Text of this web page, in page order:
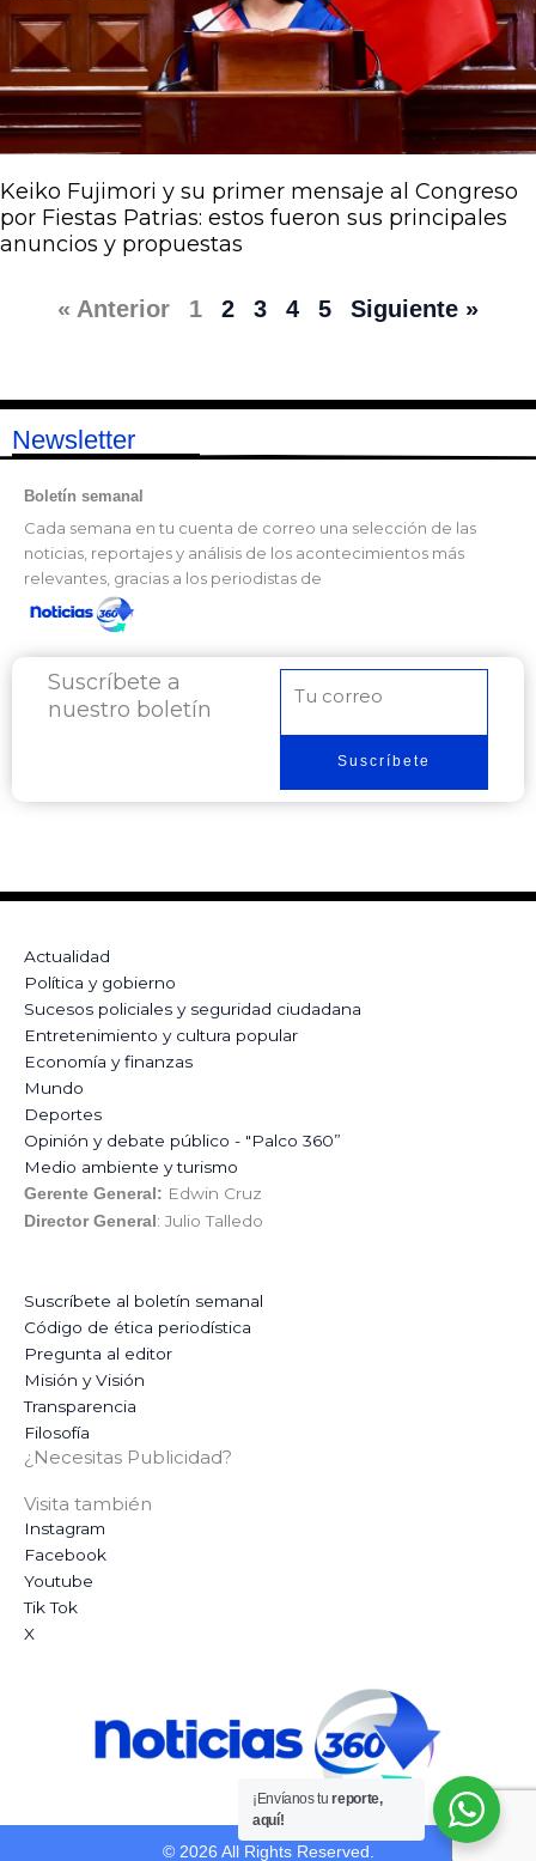
Keiko Fujimori y su primer mensaje al Congreso
por Fiestas Patrias: estos fueron sus principales
anuncios y propuestas
« Anterior 1 2 3 4 5 Siguiente »
Newsletter
Boletín semanal
Cada semana en tu cuenta de correo una selección de las
noticias, reportajes y análisis de los acontecimientos más
relevantes, gracias a los periodistas de
Suscríbete a
nuestro boletín
electrónico
Suscríbete
Actualidad
Política y gobierno
Sucesos policiales y seguridad ciudadana
Entretenimiento y cultura popular
Economía y finanzas
Mundo
Deportes
Opinión y debate público - "Palco 360”
Medio ambiente y turismo
Gerente General: Edwin Cruz
Director General : Julio Talledo
Suscríbete al boletín semanal
Código de ética periodística
Pregunta al editor
Misión y Visión
Transparencia
Filosofía
¿Necesitas Publicidad?
Visita también
Instagram
Facebook
Youtube
Tik Tok
X
© 2026 All Rights Reserved.
¡Envíanos tureporte,
aquí!